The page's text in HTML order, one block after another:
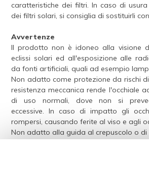
caratteristiche dei filtri. In caso di
dei filtri solari, si consiglia di sostituirli
Avvertenze
Il prodotto non è idoneo alla visione
eclissi solari ed all'esposizione alle
da fonti artificiali, quali ad esempio
Non adatto come protezione da rischi
resistenza meccanica rende l'occhiale
di uso normali, dove non si
eccessive. In caso di impatto gli
rompersi, causando ferite al viso e agli
Non adatto alla guida al crepuscolo o di
condizioni di elevata luminosità (es.
in mare aperto), sono variabili da